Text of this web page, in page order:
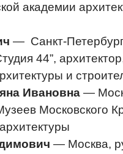
академии
— Санкт-
44”,
и
Ивановна—
Московского
— Москва,